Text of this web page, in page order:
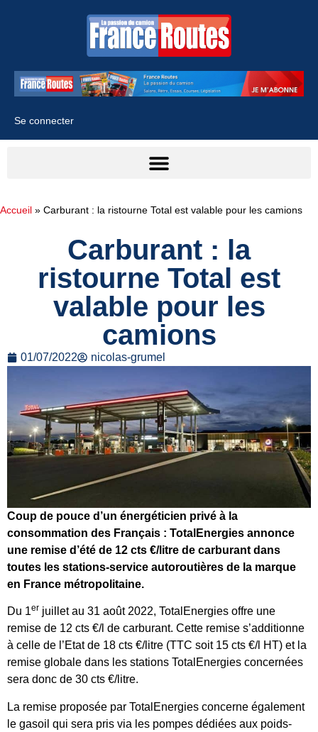
Se connecter
Accueil » Carburant : la ristourne Total est valable pour les camions
Carburant : la
ristourne Total est
valable pour les
camions
01/07/2022 nicolas-grumel
Coup de pouce d’un énergéticien privé à la
consommation des Français : TotalEnergies annonce
une remise d’été de 12 cts €/litre de carburant dans
toutes les stations-service autoroutières de la marque
en France métropolitaine.
Du 1er juillet au 31 août 2022, TotalEnergies offre une
remise de 12 cts €/l de carburant. Cette remise s’additionne
à celle de l’Etat de 18 cts €/litre (TTC soit 15 cts €/l HT) et la
remise globale dans les stations TotalEnergies concernées
sera donc de 30 cts €/litre.
La remise proposée par TotalEnergies concerne également
le gasoil qui sera pris via les pompes dédiées aux poids-